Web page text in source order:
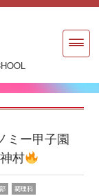
ミー甲子園
村
調理科